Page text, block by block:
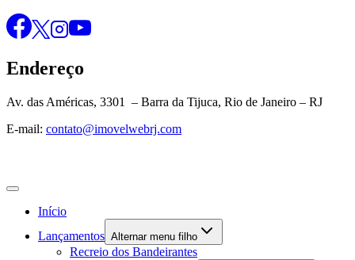
Endereço
Av. das Américas, 3301 – Barra da Tijuca, Rio de Janeiro – RJ
E-mail: contato@imovelwebrj.com
Início
Lançamentos Alternar menu filho
Recreio dos Bandeirantes